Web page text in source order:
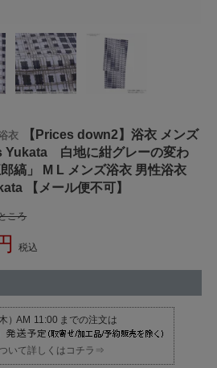
衣
【Prices down2】浴衣 メンズ
白地に紺グレーの変わ
縞」 M L メンズ浴衣 男性浴衣
【メール便不可】
ころ
税込
いて詳しくはコチラ⇒